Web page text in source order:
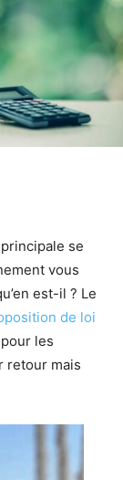
se
vous
est-il ? Le
de loi
pour les
retour mais